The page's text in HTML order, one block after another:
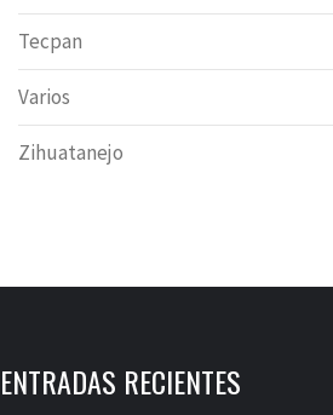
Tecpan
Varios
Zihuatanejo
ENTRADAS RECIENTES